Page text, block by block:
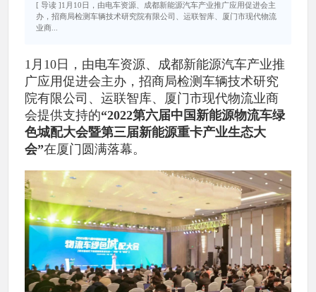
[ 导读 ]1月10日，由电车资源、成都新能源汽车产业推广应用促进会主
办，招商局检测车辆技术研究院有限公司、运联智库、厦门市现代物流
业商...
1月10日，由电车资源、成都新能源汽车产业推
广应用促进会主办，招商局检测车辆技术研究
院有限公司、运联智库、厦门市现代物流业商
会提供支持的“2022第六届中国新能源物流车绿
色城配大会暨第三届新能源重卡产业生态大
会”在厦门圆满落幕。